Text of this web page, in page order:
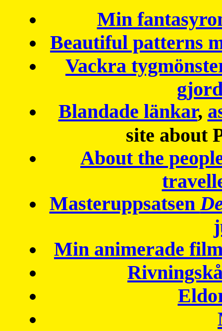
Min
Beautiful patterns
Vackra
Blandade länkar,
site about
About the
Masteruppsatsen
Min animerade